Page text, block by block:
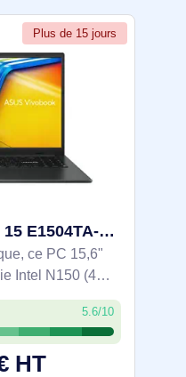
Plus de 15 jours
ASUS Vivobook Go 15 E1504TA-DICBQ208W Intel® N N150 Ordinateur portable 39,6 cm (15.6") Full HD 8 Go - 90NB1542-M009J0
ce PC 15,6"
Intel N150 (4
Go LPDDR5 et
4.0 pour un
6 et Bluetooth
5.6/10
HT